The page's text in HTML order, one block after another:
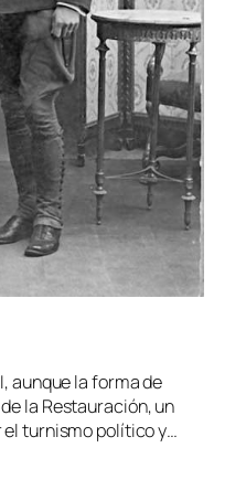
aunque la forma de
la Restauración, un
turnismo político y…